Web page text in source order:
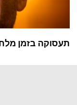
תעסוקה בזמן